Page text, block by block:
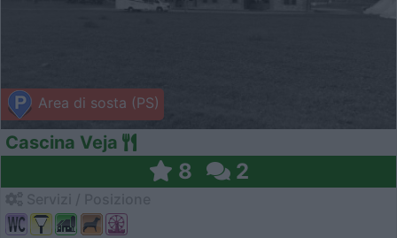
Area di sosta (PS)
Cascina Veja
8 2